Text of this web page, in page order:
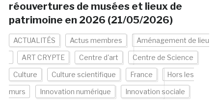
réouvertures de musées et lieux de
patrimoine en 2026 (21/05/2026)
ACTUALITÉS Actus membres Aménagement de lieu
ART CRYPTE Centre d'art Centre de Science
Culture Culture scientifique France Hors les
murs Innovation numérique Innovation sociale